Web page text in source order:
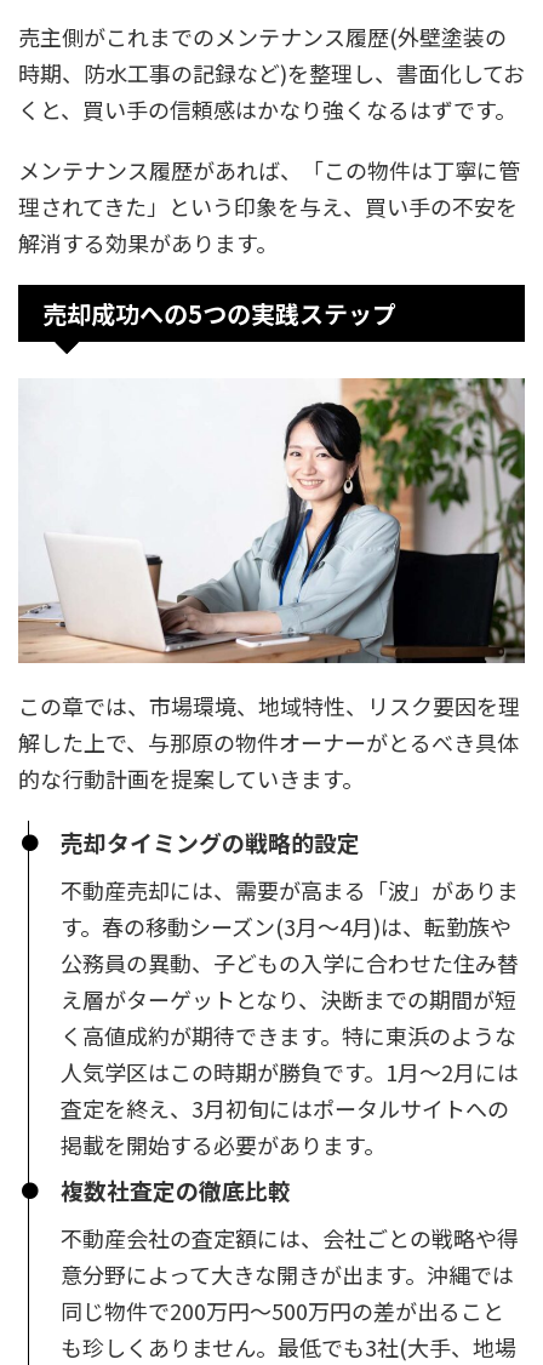
売主側がこれまでのメンテナンス履歴(外壁塗装の
時期、防水工事の記録など)を整理し、書面化してお
くと、買い手の信頼感はかなり強くなるはずです。
メンテナンス履歴があれば、「この物件は丁寧に管
理されてきた」という印象を与え、買い手の不安を
解消する効果があります。
売却成功への5つの実践ステップ
この章では、市場環境、地域特性、リスク要因を理
解した上で、与那原の物件オーナーがとるべき具体
的な行動計画を提案していきます。
売却タイミングの戦略的設定
不動産売却には、需要が高まる「波」がありま
す。春の移動シーズン(3月〜4月)は、転勤族や
公務員の異動、子どもの入学に合わせた住み替
え層がターゲットとなり、決断までの期間が短
く高値成約が期待できます。特に東浜のような
人気学区はこの時期が勝負です。1月〜2月には
査定を終え、3月初旬にはポータルサイトへの
掲載を開始する必要があります。
複数社査定の徹底比較
不動産会社の査定額には、会社ごとの戦略や得
意分野によって大きな開きが出ます。沖縄では
同じ物件で200万円〜500万円の差が出ること
も珍しくありません。最低でも3社(大手、地場